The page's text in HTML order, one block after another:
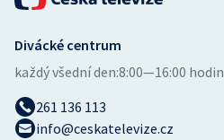
Triatlon
Veslování
Divácké centrum
každý všední den:8:00—16:00 hodin
261 136 113
info@ceskatelevize.cz